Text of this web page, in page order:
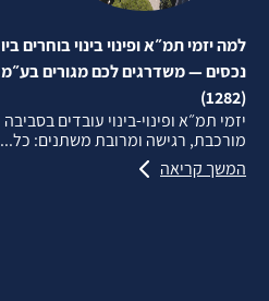
למה יזמי תמ״א ופינוי בינוי בוחרים ביו
נכסים — משדרגים לכם מגורים בע״מ
(1282)
יזמי תמ״א ופינוי‑בינוי עובדים בסביבה
מורכבת, רגישה ומרובת משתנים: כל...
המשך קריאה